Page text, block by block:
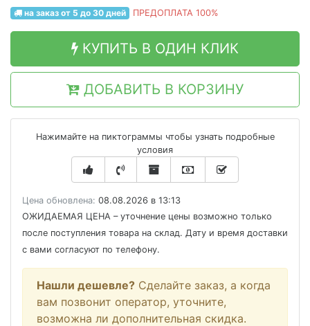
на заказ от 5 до 30 дней ПРЕДОПЛАТА 100%
КУПИТЬ В ОДИН КЛИК
ДОБАВИТЬ В КОРЗИНУ
Нажимайте на пиктограммы чтобы узнать подробные
условия
Цена обновлена: 08.08.2026 в 13:13
ОЖИДАЕМАЯ ЦЕНА – уточнение цены возможно только
после поступления товара на склад. Дату и время доставки
с вами согласуют по телефону.
Нашли дешевле? Сделайте заказ, а когда
вам позвонит оператор, уточните,
возможна ли дополнительная скидка.